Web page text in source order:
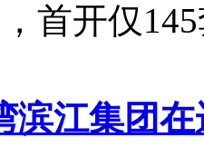
首开仅
滨江集团